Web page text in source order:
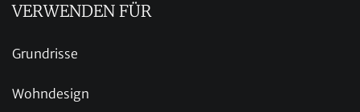
VERWENDEN FÜR
Grundrisse
Wohndesign